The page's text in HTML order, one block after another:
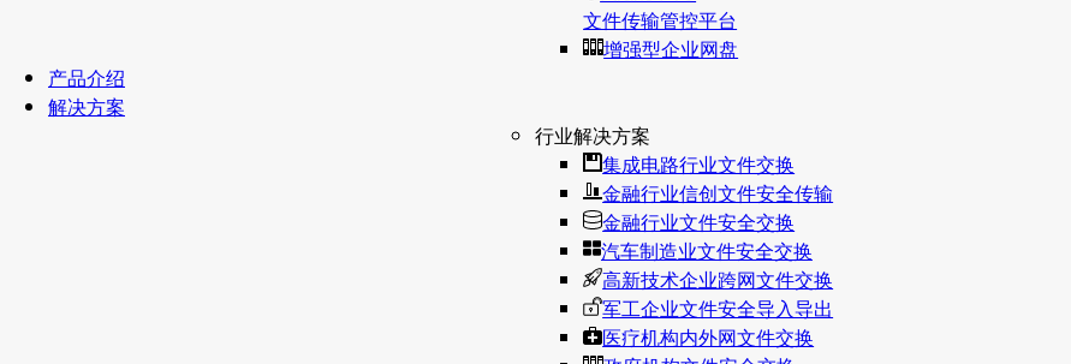
文件传输管控平台
增强型企业网盘
产品介绍
解决方案
行业解决方案
集成电路行业文件交换
金融行业信创文件安全传输
金融行业文件安全交换
汽车制造业文件安全交换
高新技术企业跨网文件交换
军工企业文件安全导入导出
医疗机构内外网文件交换